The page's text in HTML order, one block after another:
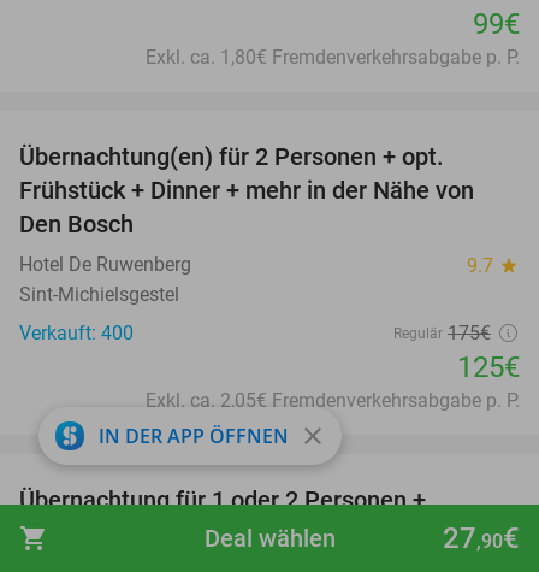
shopping_cart 27,90€
Deal wählen
99€
Exkl. ca. 1,80€ Fremdenverkehrsabgabe p. P.
Übernachtung(en) für 2 Personen + opt.
Frühstück + Dinner + mehr in der Nähe von
Den Bosch
Hotel De Ruwenberg 9.7 star
Sint-Michielsgestel
Verkauft: 400
Regulär 175€
125€
Exkl. ca. 2,05€ Fremdenverkehrsabgabe p. P.
41%
Übernachtung für 1 oder 2 Personen +
Frühstücksbuffet
IN DER APP ÖFFNEN close